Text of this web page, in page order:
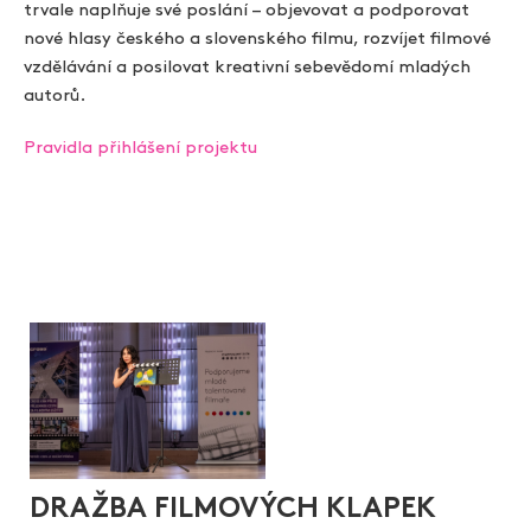
trvale naplňuje své poslání – objevovat a podporovat
nové hlasy českého a slovenského filmu, rozvíjet filmové
vzdělávání a posilovat kreativní sebevědomí mladých
autorů.
Pravidla přihlášení projektu
DRAŽBA FILMOVÝCH KLAPEK